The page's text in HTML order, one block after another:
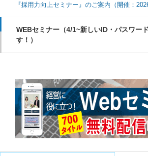
『採用力向上セミナー』のご案内（開催：
WEBセミナー（4/1~新しいID・パスワー
す！）